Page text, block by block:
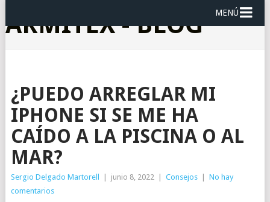
ARMITEX - BLOG MENÚ
¿PUEDO ARREGLAR MI
IPHONE SI SE ME HA
CAÍDO A LA PISCINA O AL
MAR?
Sergio Delgado Martorell junio 8, 2022 Consejos
No hay
comentarios